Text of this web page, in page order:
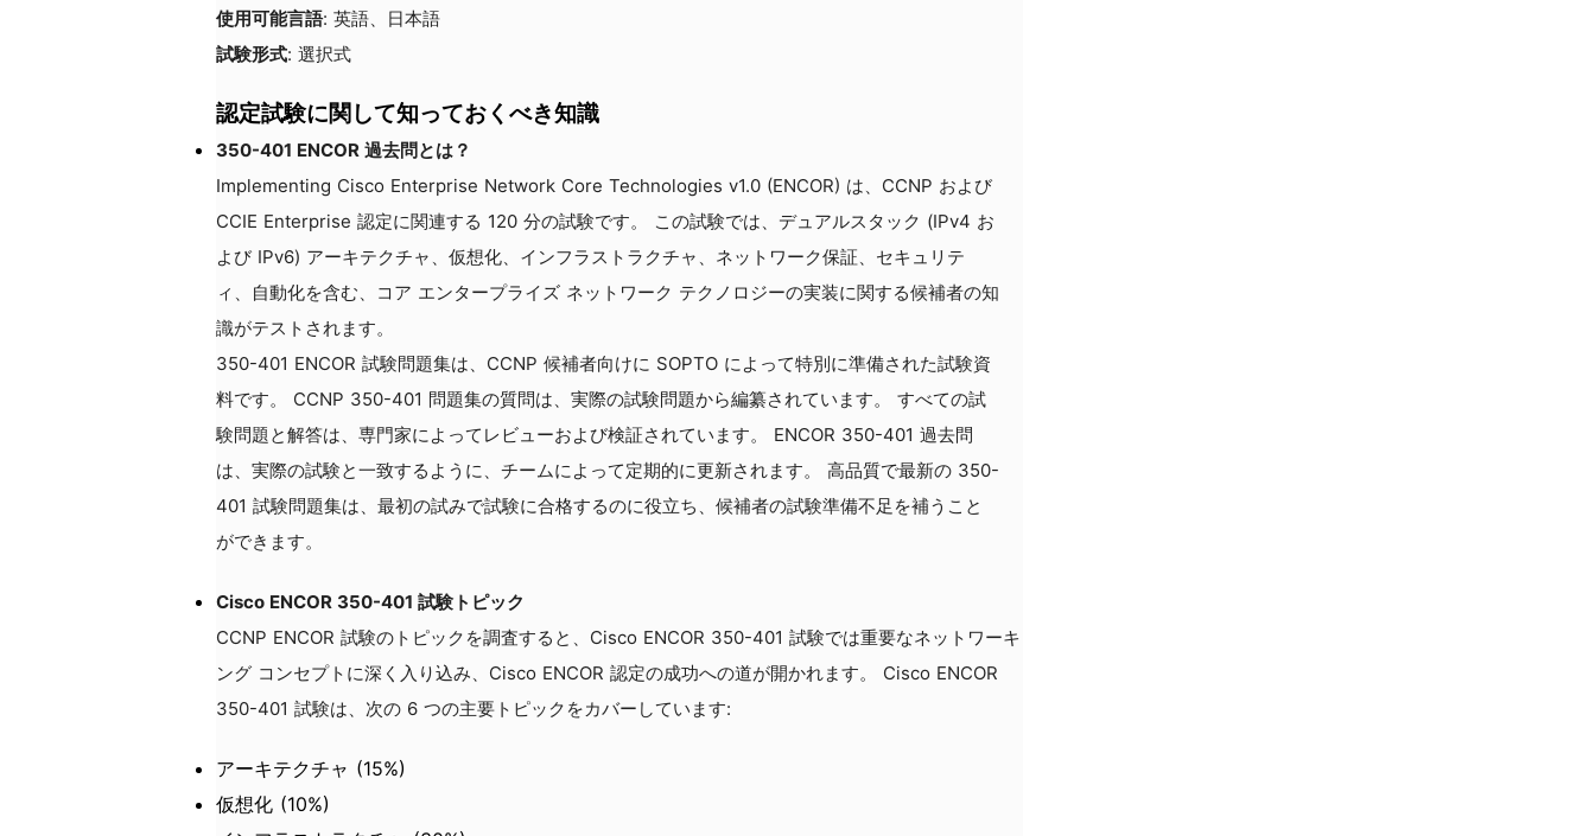
使用可能言語: 英語、日本語
試験形式: 選択式
認定試験に関して知っておくべき知識
350-401 ENCOR 過去問とは？
Implementing Cisco Enterprise Network Core Technologies v1.0 (ENCOR) は、CCNP および
CCIE Enterprise 認定に関連する 120 分の試験です。 この試験では、デュアルスタック (IPv4 お
よび IPv6) アーキテクチャ、仮想化、インフラストラクチャ、ネットワーク保証、セキュリテ
ィ、自動化を含む、コア エンタープライズ ネットワーク テクノロジーの実装に関する候補者の知
識がテストされます。
350-401 ENCOR 試験問題集は、CCNP 候補者向けに SOPTO によって特別に準備された試験資
料です。 CCNP 350-401 問題集の質問は、実際の試験問題から編纂されています。 すべての試
験問題と解答は、専門家によってレビューおよび検証されています。 ENCOR 350-401 過去問
は、実際の試験と一致するように、チームによって定期的に更新されます。 高品質で最新の 350-
401 試験問題集は、最初の試みで試験に合格するのに役立ち、候補者の試験準備不足を補うこと
ができます。
Cisco ENCOR 350-401 試験トピック
CCNP ENCOR 試験のトピックを調査すると、Cisco ENCOR 350-401 試験では重要なネットワーキ
ング コンセプトに深く入り込み、Cisco ENCOR 認定の成功への道が開かれます。 Cisco ENCOR
350-401 試験は、次の 6 つの主要トピックをカバーしています:
アーキテクチャ (15%)
仮想化 (10%)